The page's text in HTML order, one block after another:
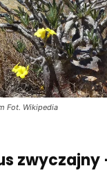
Fot. Wikipedia
zwyczajny